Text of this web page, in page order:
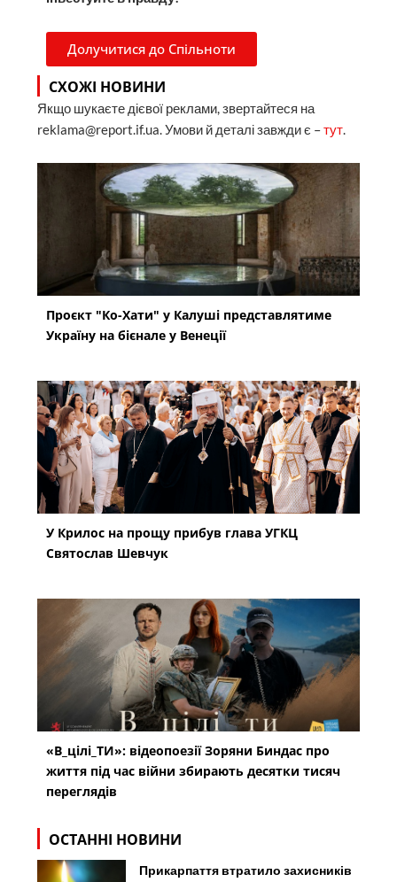
Долучитися до Спільноти
СХОЖІ НОВИНИ
Якщо шукаєте дієвої реклами, звертайтеся на
reklama@report.if.ua. Умови й деталі завжди є –тут.
Проєкт "Ко-Хати" у Калуші представлятиме
Україну на бієнале у Венеції
У Крилос на прощу прибув глава УГКЦ
Святослав Шевчук
«В_цілі_ТИ»: відеопоезії Зоряни Биндас про
життя під час війни збирають десятки тисяч
переглядів
ОСТАННІ НОВИНИ
Прикарпаття втратило захисників